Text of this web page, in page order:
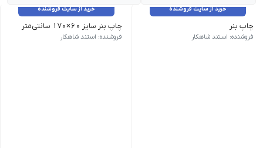
خرید از سایت فروشنده
چاپ بنر
چاپ با سایز اختصاصی زمان تحویل: 1 روزکاری
فروشنده: استند شاهکار
خرید از سایت فروشنده
چاپ بنر سایز 60×170 سانتی‌متر
Plot Laminate Coated | مخصوص پایه استند ایکس | زمان تحویل: 1 روزکاری | پانچ (سوراخ) چهارگوشه | بنر اکوسالونت چینی
فروشنده: استند شاهکار